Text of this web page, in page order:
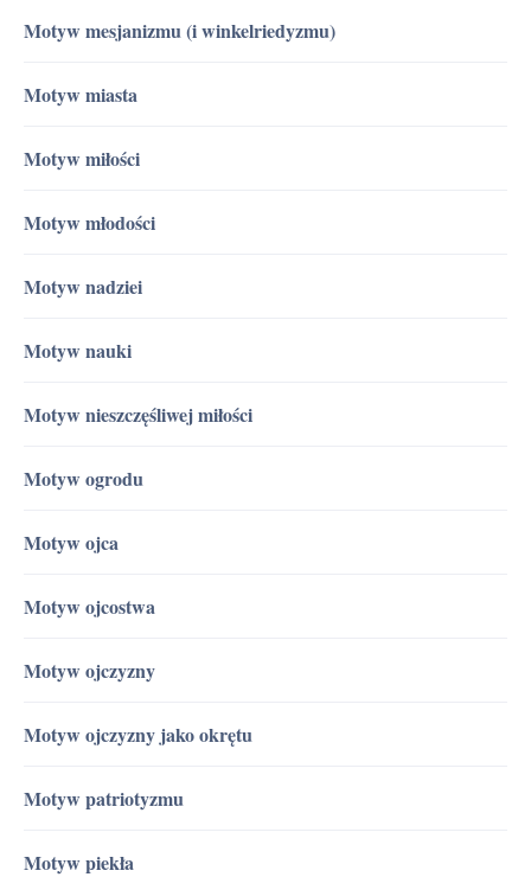
Motyw mesjanizmu (i winkelriedyzmu)
Motyw miasta
Motyw miłości
Motyw młodości
Motyw nadziei
Motyw nauki
Motyw nieszczęśliwej miłości
Motyw ogrodu
Motyw ojca
Motyw ojcostwa
Motyw ojczyzny
Motyw ojczyzny jako okrętu
Motyw patriotyzmu
Motyw piekła